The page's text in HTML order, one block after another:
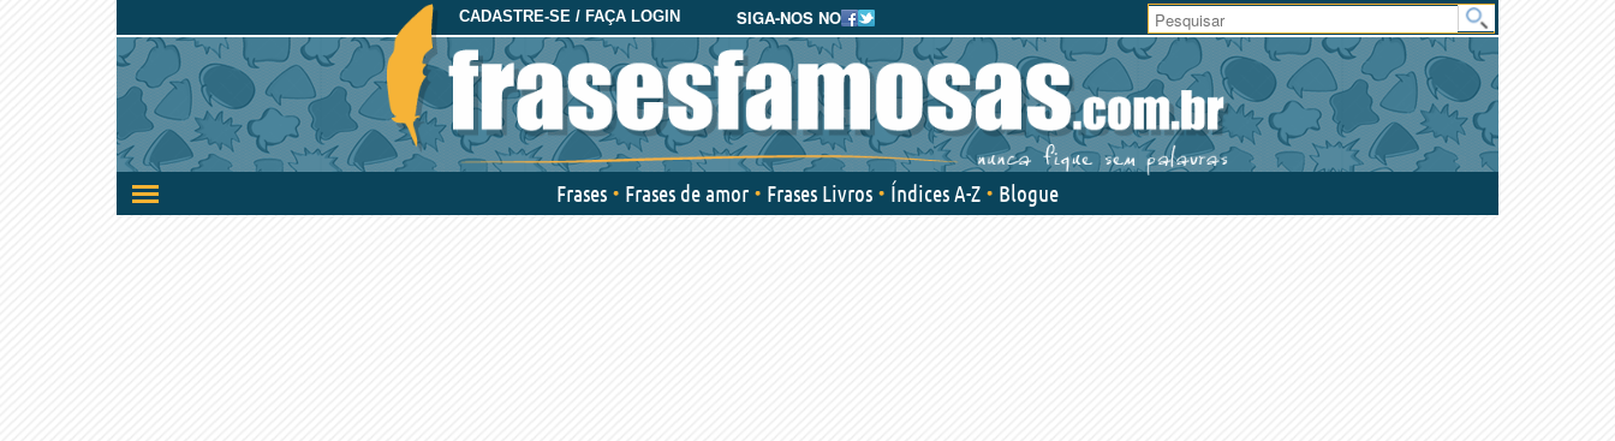
SIGA-NOS NO
CADASTRE-SE / FAÇA LOGIN
Ativar/desativar
a
Área
do
Usuário
Frases Frases de amor Frases Livros Índices A-Z Blogue